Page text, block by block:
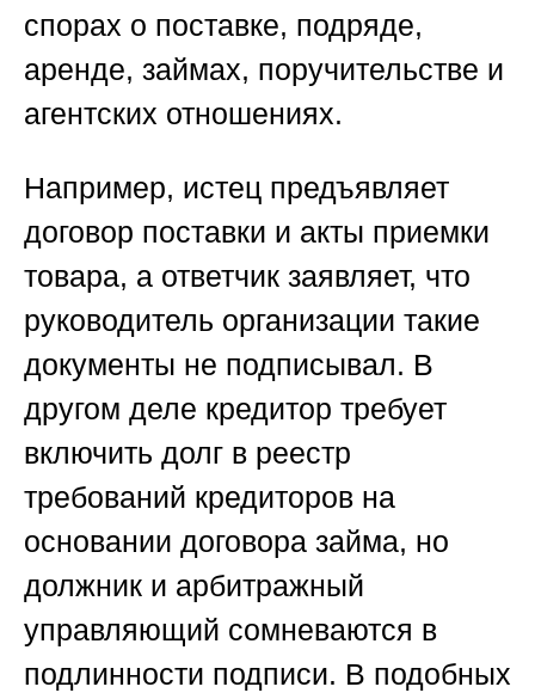
спорах о поставке, подряде,
аренде, займах, поручительстве и
агентских отношениях.
Например, истец предъявляет
договор поставки и акты приемки
товара, а ответчик заявляет, что
руководитель организации такие
документы не подписывал. В
другом деле кредитор требует
включить долг в реестр
требований кредиторов на
основании договора займа, но
должник и арбитражный
управляющий сомневаются в
подлинности подписи. В подобных